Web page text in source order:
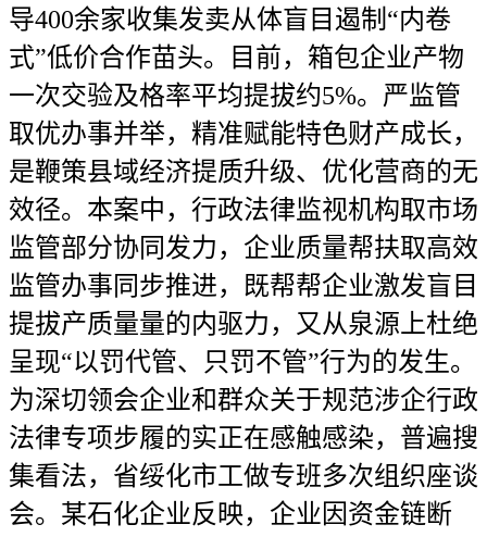
导400余家收集发卖从体盲目遏制“内卷
式”低价合作苗头。目前，箱包企业产物
一次交验及格率平均提拔约5%。严监管
取优办事并举，精准赋能特色财产成长，
是鞭策县域经济提质升级、优化营商的无
效径。本案中，行政法律监视机构取市场
监管部分协同发力，企业质量帮扶取高效
监管办事同步推进，既帮帮企业激发盲目
提拔产质量量的内驱力，又从泉源上杜绝
呈现“以罚代管、只罚不管”行为的发生。
为深切领会企业和群众关于规范涉企行政
法律专项步履的实正在感触感染，普遍搜
集看法，省绥化市工做专班多次组织座谈
会。某石化企业反映，企业因资金链断